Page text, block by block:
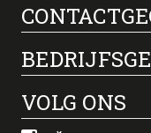
VOLG ONS